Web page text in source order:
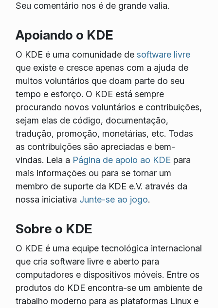
Seu comentário nos é de grande valia.
Apoiando o KDE
O KDE é uma comunidade de software livre
que existe e cresce apenas com a ajuda de
muitos voluntários que doam parte do seu
tempo e esforço. O KDE está sempre
procurando novos voluntários e contribuições,
sejam elas de código, documentação,
tradução, promoção, monetárias, etc. Todas
as contribuições são apreciadas e bem-
vindas. Leia a Página de apoio ao KDE para
mais informações ou para se tornar um
membro de suporte da KDE e.V. através da
nossa iniciativa Junte-se ao jogo.
Sobre o KDE
O KDE é uma equipe tecnológica internacional
que cria software livre e aberto para
computadores e dispositivos móveis. Entre os
produtos do KDE encontra-se um ambiente de
trabalho moderno para as plataformas Linux e